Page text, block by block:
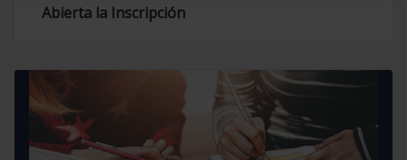
Abierta la Inscripción